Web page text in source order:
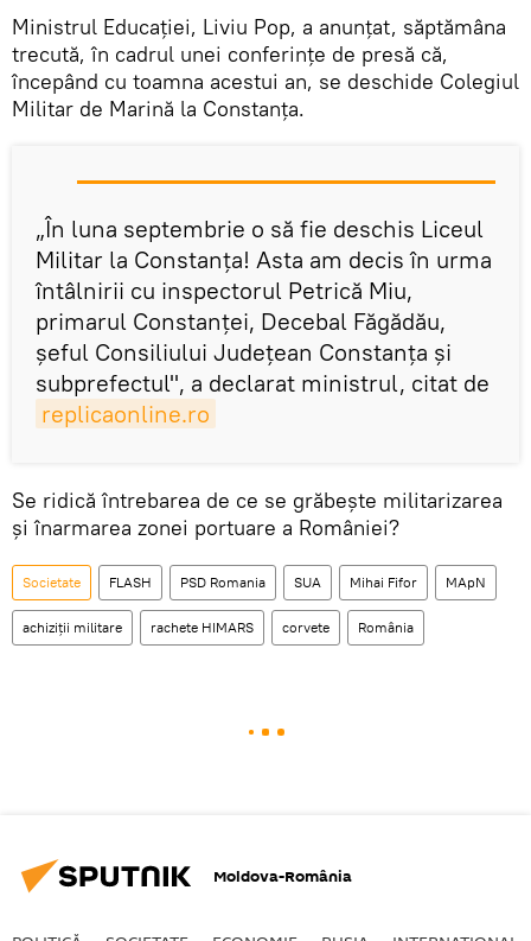
Ministrul Educaţiei, Liviu Pop, a anunţat, săptămâna
trecută, în cadrul unei conferinţe de presă că,
începând cu toamna acestui an, se deschide Colegiul
Militar de Marină la Constanţa.
„În luna septembrie o să fie deschis Liceul
Militar la Constanţa! Asta am decis în urma
întâlnirii cu inspectorul Petrică Miu,
primarul Constanţei, Decebal Făgădău,
şeful Consiliului Judeţean Constanţa şi
subprefectul", a declarat ministrul, citat de
replicaonline.ro
Se ridică întrebarea de ce se grăbeşte militarizarea
şi înarmarea zonei portuare a României?
Societate FLASH PSD Romania SUA Mihai Fifor MApN
achiziții militare rachete HIMARS corvete România
Moldova-România